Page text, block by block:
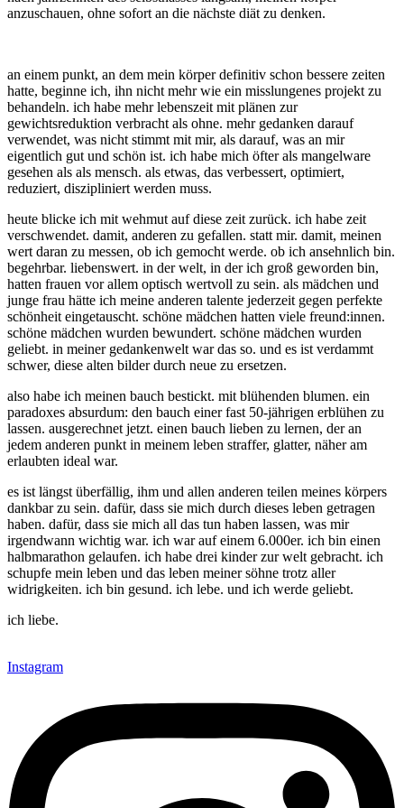
anzuschauen, ohne sofort an die nächste diät zu denken.
an einem punkt, an dem mein körper definitiv schon bessere zeiten
hatte, beginne ich, ihn nicht mehr wie ein misslungenes projekt zu
behandeln. ich habe mehr lebenszeit mit plänen zur
gewichtsreduktion verbracht als ohne. mehr gedanken darauf
verwendet, was nicht stimmt mit mir, als darauf, was an mir
eigentlich gut und schön ist. ich habe mich öfter als mangelware
gesehen als als mensch. als etwas, das verbessert, optimiert,
reduziert, diszipliniert werden muss.
heute blicke ich mit wehmut auf diese zeit zurück. ich habe zeit
verschwendet. damit, anderen zu gefallen. statt mir. damit, meinen
wert daran zu messen, ob ich gemocht werde. ob ich ansehnlich bin.
begehrbar. liebenswert. in der welt, in der ich groß geworden bin,
hatten frauen vor allem optisch wertvoll zu sein. als mädchen und
junge frau hätte ich meine anderen talente jederzeit gegen perfekte
schönheit eingetauscht. schöne mädchen hatten viele freund:innen.
schöne mädchen wurden bewundert. schöne mädchen wurden
geliebt. in meiner gedankenwelt war das so. und es ist verdammt
schwer, diese alten bilder durch neue zu ersetzen.
also habe ich meinen bauch bestickt. mit blühenden blumen. ein
paradoxes absurdum: den bauch einer fast 50-jährigen erblühen zu
lassen. ausgerechnet jetzt. einen bauch lieben zu lernen, der an
jedem anderen punkt in meinem leben straffer, glatter, näher am
erlaubten ideal war.
es ist längst überfällig, ihm und allen anderen teilen meines körpers
dankbar zu sein. dafür, dass sie mich durch dieses leben getragen
haben. dafür, dass sie mich all das tun haben lassen, was mir
irgendwann wichtig war. ich war auf einem 6.000er. ich bin einen
halbmarathon gelaufen. ich habe drei kinder zur welt gebracht. ich
schupfe mein leben und das leben meiner söhne trotz aller
widrigkeiten. ich bin gesund. ich lebe. und ich werde geliebt.
ich liebe.
Instagram